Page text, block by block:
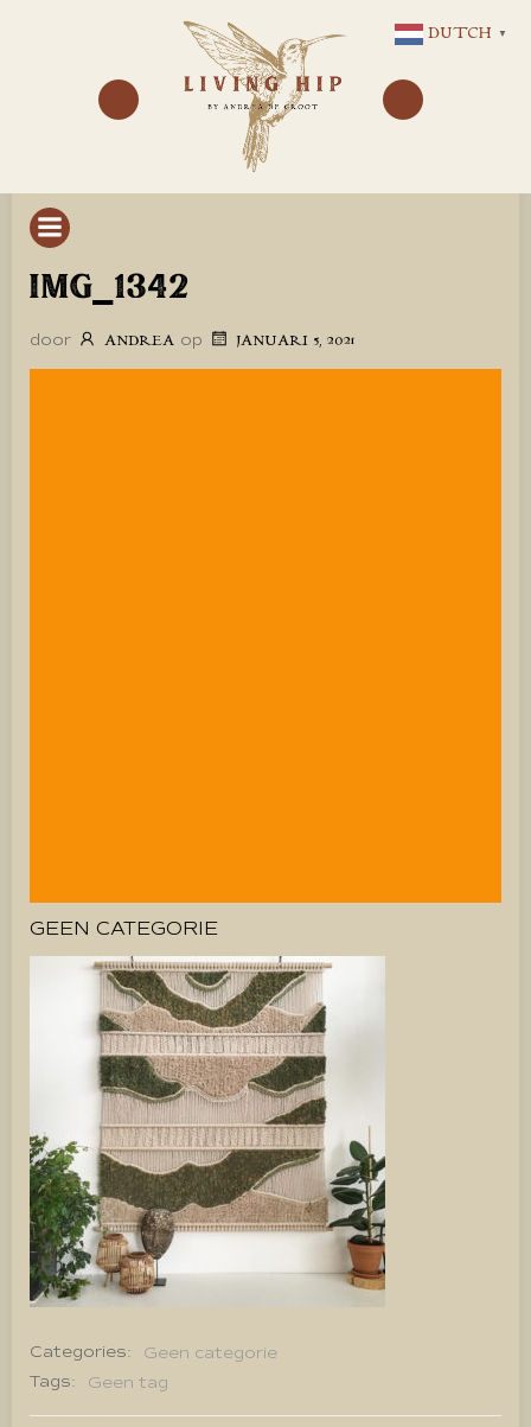
NAAR
DE
INHOUD
IMG_1342
door ANDREA op JANUARI 5, 2021
GEEN CATEGORIE
Categories:
Geen categorie
Tags:
Geen tag
DUTCH ▼